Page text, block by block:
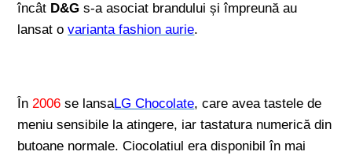
încât D&G s-a asociat brandului și împreună au
lansat ovarianta fashion aurie.
În2006 se lansaLG Chocolate, care avea tastele de
meniu sensibile la atingere, iar tastatura numerică din
butoane normale. Ciocolatiul era disponibil în mai